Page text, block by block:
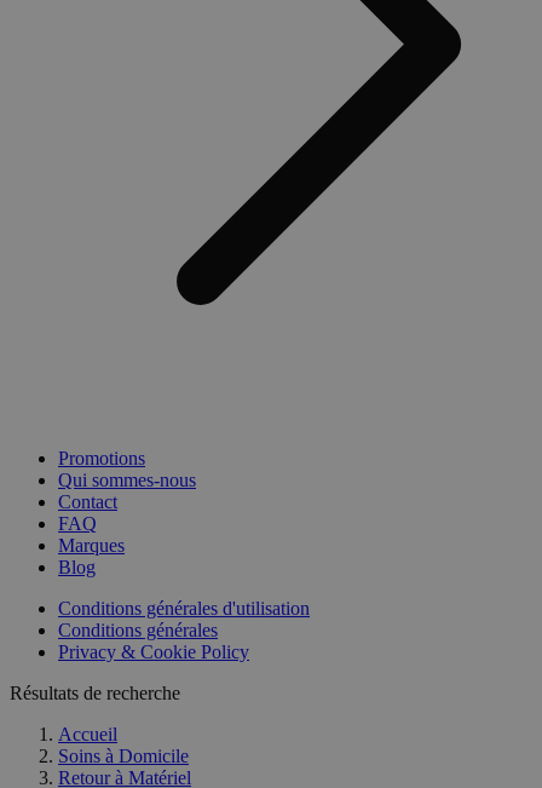
Promotions
Qui sommes-nous
Contact
FAQ
Marques
Blog
Conditions générales d'utilisation
Conditions générales
Privacy & Cookie Policy
Résultats de recherche
Accueil
Soins à Domicile
Retour à Matériel